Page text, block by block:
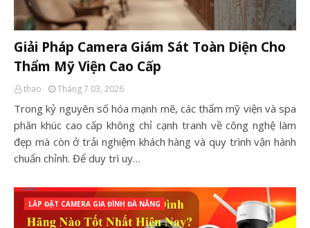
Giải Pháp Camera Giám Sát Toàn Diện Cho
Thẩm Mỹ Viện Cao Cấp
thao Tháng 7 03, 2026
Trong kỷ nguyên số hóa mạnh mẽ, các thẩm mỹ viện và spa
phân khúc cao cấp không chỉ cạnh tranh về công nghệ làm
đẹp mà còn ở trải nghiệm khách hàng và quy trình vận hành
chuẩn chỉnh. Để duy trì uy…
LẮP ĐẶT CAMERA GIA ĐÌNH ĐÀ NẴNG